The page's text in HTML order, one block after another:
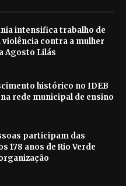
intensifica trabalho de
contra a mulher
Agosto Lilás
histórico no IDEB
rede municipal de ensino
participam das
178 anos de Rio Verde